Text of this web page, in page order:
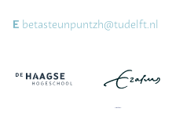
E betasteunpuntzh@tudelft.nl